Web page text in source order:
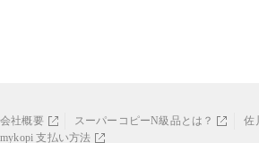
会社概要 スーパーコピーN級品とは？ 佐
mykopi 支払い方法